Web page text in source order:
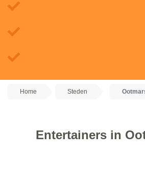
Home Steden
Entertainers in